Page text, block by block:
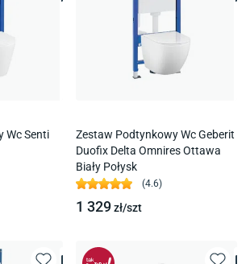
Wc Senti
Zestaw Podtynkowy Wc Geberit
Duofix Delta Omnires Ottawa
Biały Połysk
(4.6)
1 329zł/szt